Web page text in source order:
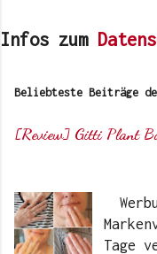
Infos zum
Beliebteste Beiträge
[Review] Gitti Plant
Tage